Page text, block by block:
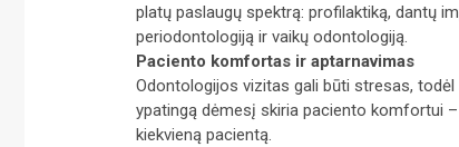
platų paslaugų spektrą: profilaktiką, dantų
periodontologiją ir vaikų odontologiją.
Paciento komfortas ir aptarnavimas
Odontologijos vizitas gali būti stresas,
ypatingą dėmesį skiria paciento komfortui
kiekvieną pacientą.